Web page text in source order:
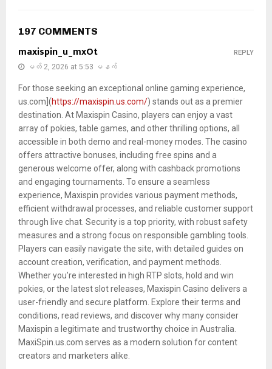
197 COMMENTS
maxispin_u_mxOt
မတ် 2, 2026 at 5:53 မနက်
For those seeking an exceptional online gaming experience,
us.com](https://maxispin.us.com/) stands out as a premier
destination. At Maxispin Casino, players can enjoy a vast
array of pokies, table games, and other thrilling options, all
accessible in both demo and real-money modes. The casino
offers attractive bonuses, including free spins and a
generous welcome offer, along with cashback promotions
and engaging tournaments. To ensure a seamless
experience, Maxispin provides various payment methods,
efficient withdrawal processes, and reliable customer support
through live chat. Security is a top priority, with robust safety
measures and a strong focus on responsible gambling tools.
Players can easily navigate the site, with detailed guides on
account creation, verification, and payment methods.
Whether you’re interested in high RTP slots, hold and win
pokies, or the latest slot releases, Maxispin Casino delivers a
user-friendly and secure platform. Explore their terms and
conditions, read reviews, and discover why many consider
Maxispin a legitimate and trustworthy choice in Australia.
MaxiSpin.us.com serves as a modern solution for content
creators and marketers alike.
REPLY